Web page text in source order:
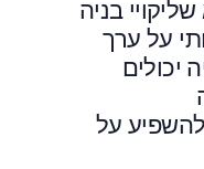
בניה
על ערך
יכולים
על